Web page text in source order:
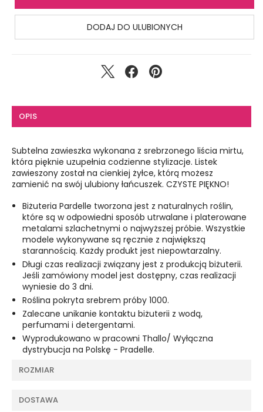
DODAJ DO ULUBIONYCH
OPIS
Subtelna zawieszka wykonana z srebrzonego liścia mirtu,
która pięknie uzupełnia codzienne stylizacje. Listek
zawieszony został na cienkiej żyłce, którą możesz
zamienić na swój ulubiony łańcuszek. CZYSTE PIĘKNO!
Biżuteria Pardelle tworzona jest z naturalnych roślin,
które są w odpowiedni sposób utrwalane i platerowane
metalami szlachetnymi o najwyższej próbie. Wszystkie
modele wykonywane są ręcznie z największą
starannością. Każdy produkt jest niepowtarzalny.
Długi czas realizacji związany jest z produkcją biżuterii.
Jeśli zamówiony model jest dostępny, czas realizacji
wyniesie do 3 dni.
Roślina pokryta srebrem próby 1000.
Zalecane unikanie kontaktu biżuterii z wodą,
perfumami i detergentami.
Wyprodukowano w pracowni Thallo/ Wyłączna
dystrybucja na Polskę - Pradelle.
ROZMIAR
DOSTAWA